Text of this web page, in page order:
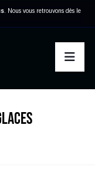
. Nous vous retrouvons dès le